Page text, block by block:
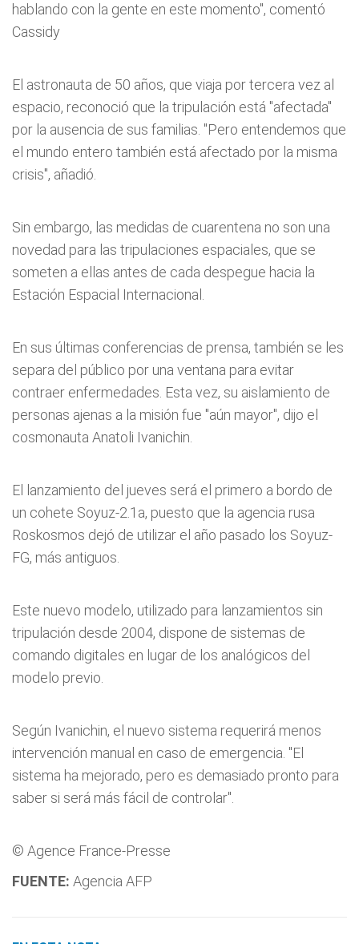
hablando con la gente en este momento", comentó
Cassidy
El astronauta de 50 años, que viaja por tercera vez al
espacio, reconoció que la tripulación está "afectada"
por la ausencia de sus familias. "Pero entendemos que
el mundo entero también está afectado por la misma
crisis", añadió.
Sin embargo, las medidas de cuarentena no son una
novedad para las tripulaciones espaciales, que se
someten a ellas antes de cada despegue hacia la
Estación Espacial Internacional.
En sus últimas conferencias de prensa, también se les
separa del público por una ventana para evitar
contraer enfermedades. Esta vez, su aislamiento de
personas ajenas a la misión fue "aún mayor", dijo el
cosmonauta Anatoli Ivanichin.
El lanzamiento del jueves será el primero a bordo de
un cohete Soyuz-2.1a, puesto que la agencia rusa
Roskosmos dejó de utilizar el año pasado los Soyuz-
FG, más antiguos.
Este nuevo modelo, utilizado para lanzamientos sin
tripulación desde 2004, dispone de sistemas de
comando digitales en lugar de los analógicos del
modelo previo.
Según Ivanichin, el nuevo sistema requerirá menos
intervención manual en caso de emergencia. "El
sistema ha mejorado, pero es demasiado pronto para
saber si será más fácil de controlar".
© Agence France-Presse
FUENTE: Agencia AFP